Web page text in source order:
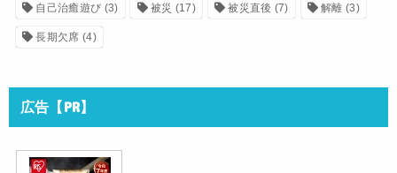
自己治癒遊び (3) 被災 (17) 被災直後 (7) 解離 (3)
長期欠席 (4)
広告【PR】